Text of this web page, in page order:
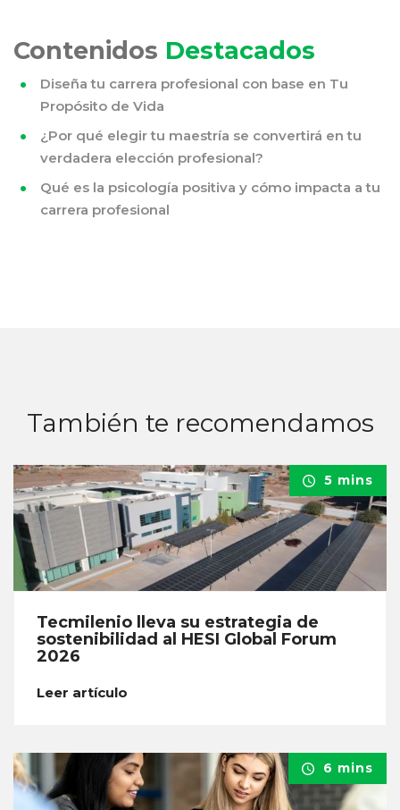
Contenidos Destacados
Diseña tu carrera profesional con base en Tu
Propósito de Vida
¿Por qué elegir tu maestría se convertirá en tu
verdadera elección profesional?
Qué es la psicología positiva y cómo impacta a tu
carrera profesional
También te recomendamos
5 mins
Tecmilenio lleva su estrategia de
sostenibilidad al HESI Global Forum
2026
Leer artículo
6 mins